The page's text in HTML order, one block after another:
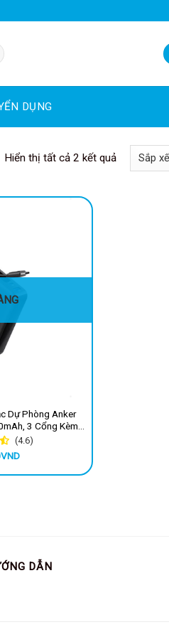
DỤNG
Hiển thị tất cả 2 kết quả
Dự Phòng Anker
3 Cổng Kèm
cáp type C
(4.6)
VND
DẪN